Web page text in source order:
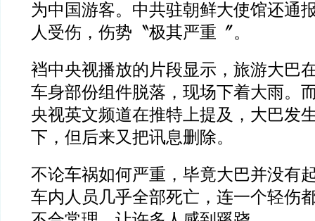
为中国游客。中共驻朝鲜大使馆还通
人受伤，伤势〝极其严重〞。
裆中央视播放的片段显示，旅游大巴
车身部份组件脱落，现场下着大雨。
央视英文频道在推特上提及，大巴发
下，但后来又把讯息删除。
不论车祸如何严重，毕竟大巴并没有
车内人员几乎全部死亡，连一个轻伤